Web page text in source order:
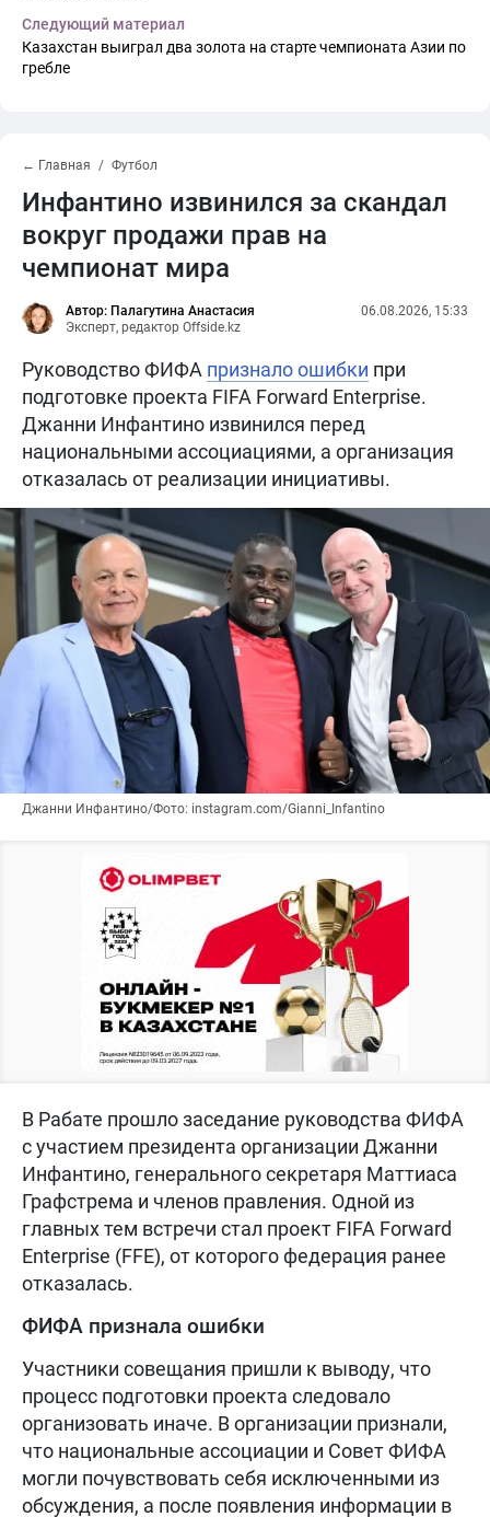
Следующий материал
Казахстан выиграл два золота на старте чемпионата Азии по
гребле
← Главная Футбол
Инфантино извинился за скандал
вокруг продажи прав на
чемпионат мира
Автор: Палагутина Анастасия
Эксперт, редактор Offside.kz
06.08.2026, 15:33
Руководство ФИФА признало ошибки при
подготовке проекта FIFA Forward Enterprise.
Джанни Инфантино извинился перед
национальными ассоциациями, а организация
отказалась от реализации инициативы.
Джанни Инфантино/Фото: instagram.com/Gianni_Infantino
В Рабате прошло заседание руководства ФИФА
с участием президента организации Джанни
Инфантино, генерального секретаря Маттиаса
Графстрема и членов правления. Одной из
главных тем встречи стал проект FIFA Forward
Enterprise (FFE), от которого федерация ранее
отказалась.
ФИФА признала ошибки
Участники совещания пришли к выводу, что
процесс подготовки проекта следовало
организовать иначе. В организации признали,
что национальные ассоциации и Совет ФИФА
могли почувствовать себя исключенными из
обсуждения, а после появления информации в